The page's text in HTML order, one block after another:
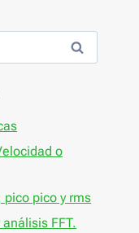
o
pico pico y rms
FFT.